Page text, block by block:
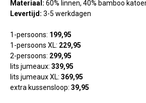
Materiaal: 60% linnen, 40% bamboo
Levertijd: 3-5 werkdagen
1-persoons: 199,95
1-persoons XL: 229,95
2-persoons: 299,95
lits jumeaux: 339,95
lits jumeaux XL: 369,95
extra kussensloop: 39,95